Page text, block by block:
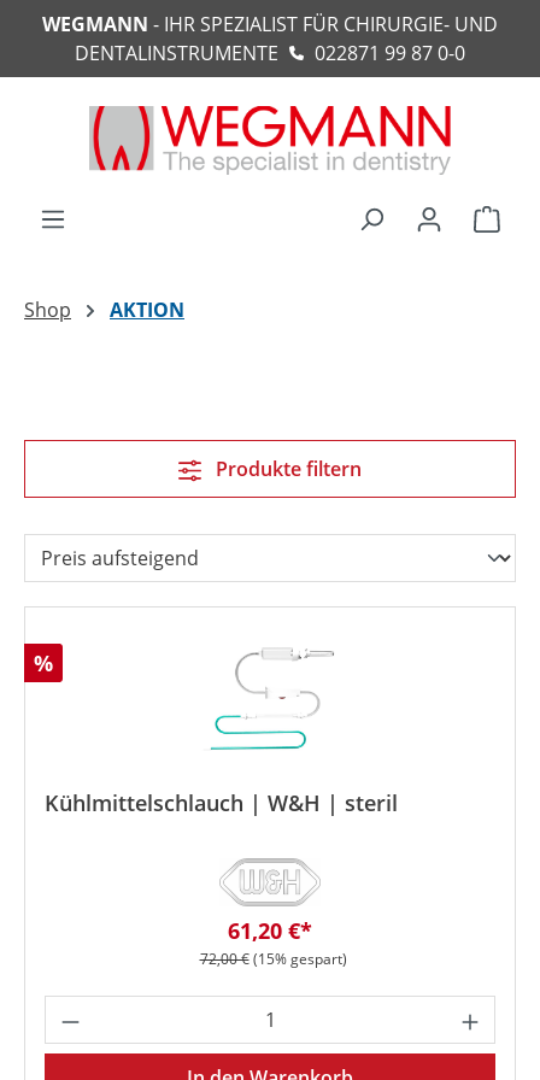
springen
WEGMANN - IHR SPEZIALIST FÜR CHIRURGIE- UND
DENTALINSTRUMENTE
022871 99 87 0-0
Shop AKTION
Produkte filtern
Rabatt
%
Kühlmittelschlauch | W&H | steril
Verkaufspreis:
61,20 €*
Regulärer Preis:
72,00 € (15% gespart)
Produkt Anzahl: Gib den